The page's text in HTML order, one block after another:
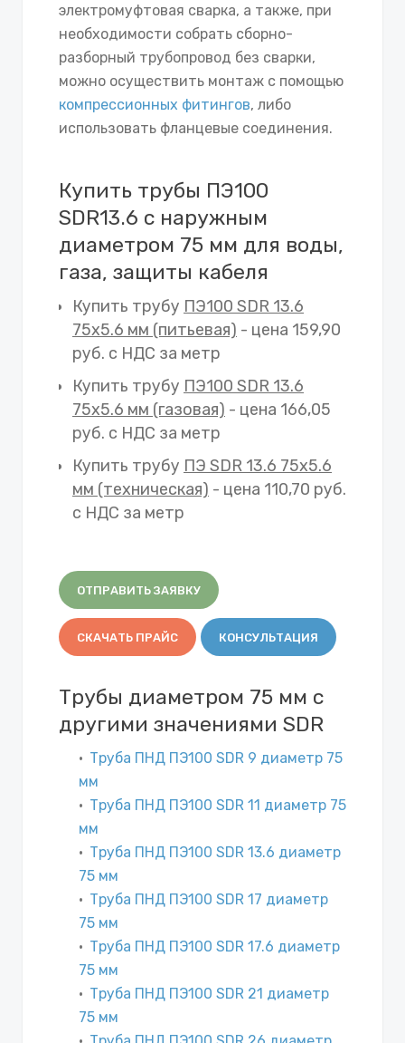
электромуфтовая сварка, а также, при
необходимости собрать сборно-
разборный трубопровод без сварки,
можно осуществить монтаж с помощью
компрессионных фитингов, либо
использовать фланцевые соединения.
Купить трубы ПЭ100
SDR13.6 с наружным
диаметром 75 мм для воды,
газа, защиты кабеля
Купить трубу ПЭ100 SDR 13.6
75х5.6 мм (питьевая) - цена 159,90
руб. с НДС за метр
Купить трубу ПЭ100 SDR 13.6
75х5.6 мм (газовая) - цена 166,05
руб. с НДС за метр
Купить трубу ПЭ SDR 13.6 75х5.6
мм (техническая) - цена 110,70 руб.
с НДС за метр
ОТПРАВИТЬ ЗАЯВКУ
СКАЧАТЬ ПРАЙС КОНСУЛЬТАЦИЯ
Трубы диаметром 75 мм с
другими значениями SDR
Труба ПНД ПЭ100 SDR 9 диаметр 75
мм
Труба ПНД ПЭ100 SDR 11 диаметр 75
мм
Труба ПНД ПЭ100 SDR 13.6 диаметр
75 мм
Труба ПНД ПЭ100 SDR 17 диаметр
75 мм
Труба ПНД ПЭ100 SDR 17.6 диаметр
75 мм
Труба ПНД ПЭ100 SDR 21 диаметр
75 мм